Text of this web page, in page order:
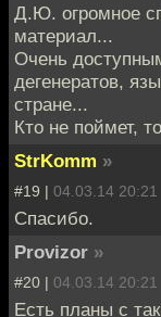
Д.Ю. огромное
материал...
Очень
дегенератов,
стране...
Кто не поймет,
StrKomm »
#19 | 04.03.14 20:21
Спасибо.
Provizor »
#20 | 04.03.14 20:21
Есть планы с